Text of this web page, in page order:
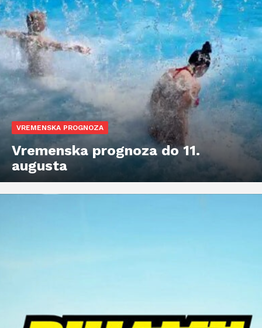
VREMENSKA PROGNOZA
Vremenska prognoza do 11.
augusta